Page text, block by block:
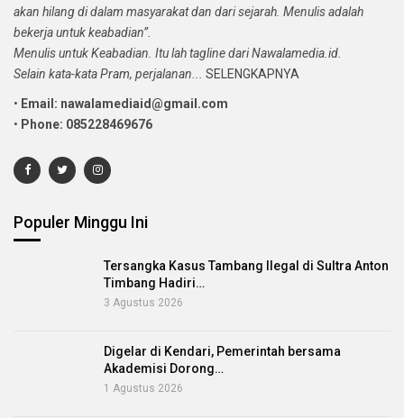
akan hilang di dalam masyarakat dan dari sejarah. Menulis adalah
bekerja untuk keabadian”.
Menulis untuk Keabadian. Itu lah tagline dari Nawalamedia.id.
Selain kata-kata Pram, perjalanan...
SELENGKAPNYA
• Email: nawalamediaid@gmail.com
• Phone: 085228469676
Populer Minggu Ini
Tersangka Kasus Tambang Ilegal di Sultra Anton
Timbang Hadiri…
3 Agustus 2026
Digelar di Kendari, Pemerintah bersama
Akademisi Dorong…
1 Agustus 2026